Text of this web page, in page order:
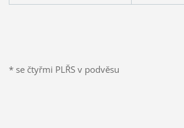
* se čtyřmi PLŘS v podvěsu